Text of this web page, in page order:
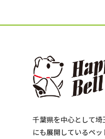
千葉県を中心として
にも展開しているペッ